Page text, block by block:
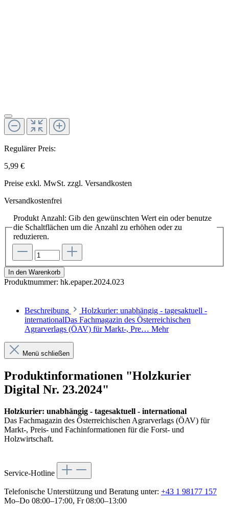
Regulärer Preis:
5,99 €
Preise exkl. MwSt. zzgl. Versandkosten
Versandkostenfrei
Produkt Anzahl: Gib den gewünschten Wert ein oder benutze
die Schaltflächen um die Anzahl zu erhöhen oder zu
reduzieren.
In den Warenkorb
Produktnummer: hk.epaper.2024.023
Beschreibung
Holzkurier: unabhängig - tagesaktuell -
internationalDas Fachmagazin des Österreichischen
Agrarverlags (ÖAV) für Markt-, Pre… Mehr
Menü schließen
Produktinformationen "Holzkurier
Digital Nr. 23.2024"
Holzkurier: unabhängig - tagesaktuell - international
Das Fachmagazin des Österreichischen Agrarverlags (ÖAV) für
Markt-, Preis- und Fachinformationen für die Forst- und
Holzwirtschaft.
Service-Hotline
Telefonische Unterstützung und Beratung unter: +43 1 98177 157
Mo–Do 08:00–17:00, Fr 08:00–13:00